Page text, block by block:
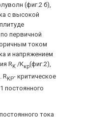
(фиг.2 б),
с высокой
первичной
током
и напряжением
RK /Ккр(фиг.2),
RKP- критическое
постоянного
тока